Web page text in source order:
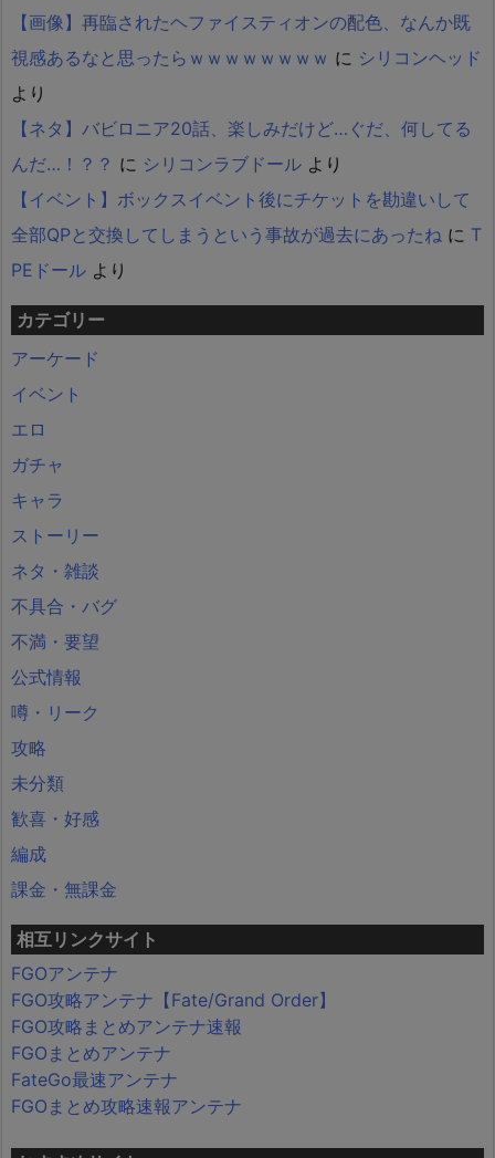
【画像】再臨されたヘファイスティオンの配色、なんか既
視感あるなと思ったらｗｗｗｗｗｗｗｗ に シリコンヘッド
より
【ネタ】バビロニア20話、楽しみだけど…ぐだ、何してる
んだ…！？？ に シリコンラブドール より
【イベント】ボックスイベント後にチケットを勘違いして
全部QPと交換してしまうという事故が過去にあったね に T
PEドール より
カテゴリー
アーケード
イベント
エロ
ガチャ
キャラ
ストーリー
ネタ・雑談
不具合・バグ
不満・要望
公式情報
噂・リーク
攻略
未分類
歓喜・好感
編成
課金・無課金
相互リンクサイト
FGOアンテナ
FGO攻略アンテナ【Fate/Grand Order】
FGO攻略まとめアンテナ速報
FGOまとめアンテナ
FateGo最速アンテナ
FGOまとめ攻略速報アンテナ